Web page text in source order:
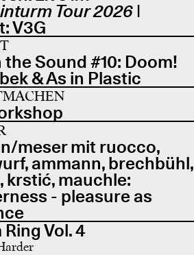
Tour 2026 |
V3G
the Sound #10: Doom!
& As in Plastic
meser mit ruocco,
ammann, brechbühl,
krstić, mauchle:
- pleasure as
Vol. 4